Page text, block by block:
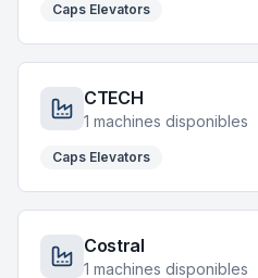
Caps Elevators
CTECH
1 machines disponibles
Caps Elevators
Costral
1 machines disponibles